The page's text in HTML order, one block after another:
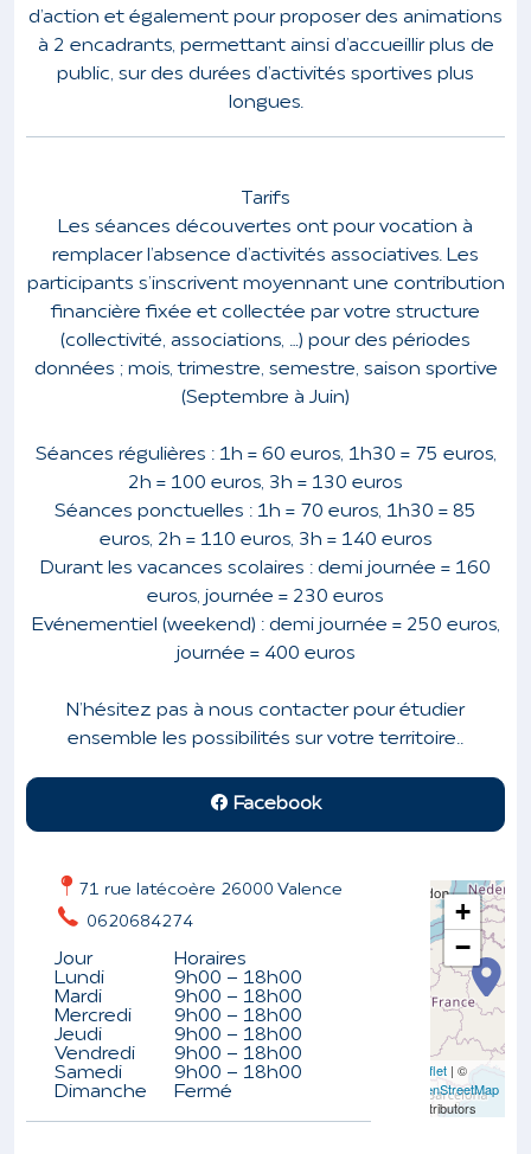
d’action et également pour proposer des animations
à 2 encadrants, permettant ainsi d’accueillir plus de
public, sur des durées d’activités sportives plus
longues.
Tarifs
Les séances découvertes ont pour vocation à
remplacer l’absence d’activités associatives. Les
participants s’inscrivent moyennant une contribution
financière fixée et collectée par votre structure
(collectivité, associations, …) pour des périodes
données ; mois, trimestre, semestre, saison sportive
(Septembre à Juin)
Séances régulières : 1h = 60 euros, 1h30 = 75 euros,
2h = 100 euros, 3h = 130 euros
Séances ponctuelles : 1h = 70 euros, 1h30 = 85
euros, 2h = 110 euros, 3h = 140 euros
Durant les vacances scolaires : demi journée = 160
euros, journée = 230 euros
Evénementiel (weekend) : demi journée = 250 euros,
journée = 400 euros
N’hésitez pas à nous contacter pour étudier
ensemble les possibilités sur votre territoire..
Facebook
71 rue latécoère 26000 Valence
0620684274
Jour
Horaires
Lundi
9h00 - 18h00
Mardi
9h00 - 18h00
Mercredi
9h00 - 18h00
Jeudi
9h00 - 18h00
Vendredi
9h00 - 18h00
Samedi
9h00 - 18h00
Dimanche
Fermé
+
−
Leaflet | ©
OpenStreetMap
contributors